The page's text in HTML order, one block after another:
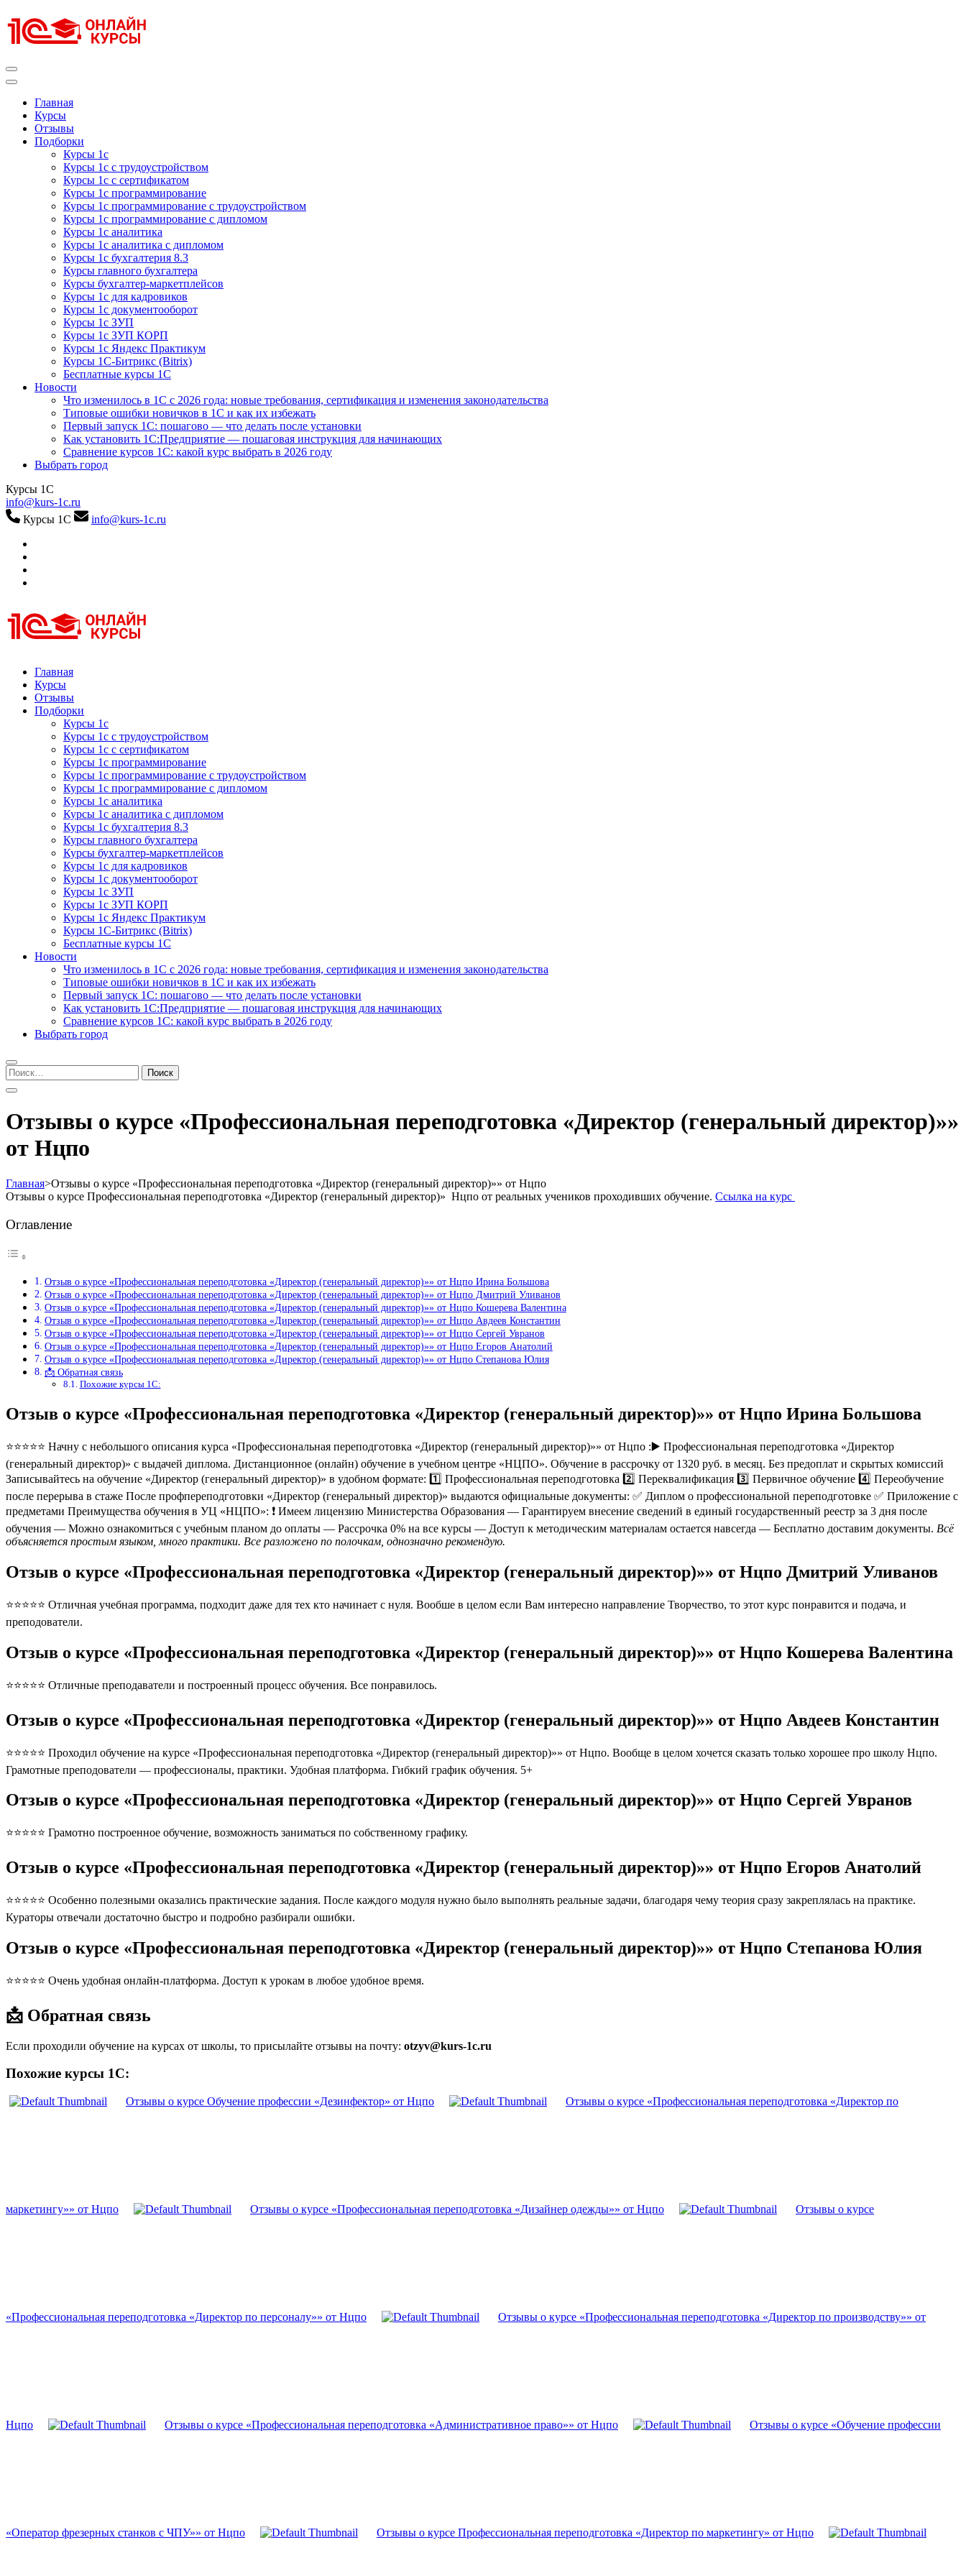
к
содержимому
Главная
Курсы
Отзывы
Подборки
Курсы 1с
Курсы 1с с трудоустройством
Курсы 1с с сертификатом
Курсы 1с программирование
Курсы 1с программирование с трудоустройством
Курсы 1с программирование с дипломом
Курсы 1с аналитика
Курсы 1с аналитика с дипломом
Курсы 1с бухгалтерия 8.3
Курсы главного бухгалтера
Курсы бухгалтер-маркетплейсов
Курсы 1с для кадровиков
Курсы 1с документооборот
Курсы 1с ЗУП
Курсы 1с ЗУП КОРП
Курсы 1с Яндекс Практикум
Курсы 1С-Битрикс (Bitrix)
Бесплатные курсы 1С
Новости
Что изменилось в 1С с 2026 года: новые требования, сертификация и изменения законодательства
Типовые ошибки новичков в 1С и как их избежать
Первый запуск 1С: пошагово — что делать после установки
Как установить 1С:Предприятие — пошаговая инструкция для начинающих
Сравнение курсов 1С: какой курс выбрать в 2026 году
Выбрать город
Курсы 1С
info@kurs-1c.ru
Курсы 1С
info@kurs-1c.ru
Курсы 1С
Курсы 1С официальная сертификация
Главная
Курсы
Отзывы
Подборки
Курсы 1с
Курсы 1с с трудоустройством
Курсы 1с с сертификатом
Курсы 1с программирование
Курсы 1с программирование с трудоустройством
Курсы 1с программирование с дипломом
Курсы 1с аналитика
Курсы 1с аналитика с дипломом
Курсы 1с бухгалтерия 8.3
Курсы главного бухгалтера
Курсы бухгалтер-маркетплейсов
Курсы 1с для кадровиков
Курсы 1с документооборот
Курсы 1с ЗУП
Курсы 1с ЗУП КОРП
Курсы 1с Яндекс Практикум
Курсы 1С-Битрикс (Bitrix)
Бесплатные курсы 1С
Новости
Что изменилось в 1С с 2026 года: новые требования, сертификация и изменения законодательства
Типовые ошибки новичков в 1С и как их избежать
Первый запуск 1С: пошагово — что делать после установки
Как установить 1С:Предприятие — пошаговая инструкция для начинающих
Сравнение курсов 1С: какой курс выбрать в 2026 году
Выбрать город
Найти:
Отзывы о курсе «Профессиональная переподготовка «Директор (генеральный директор)»»
от Нцпо
Главная>Отзывы о курсе «Профессиональная переподготовка «Директор (генеральный директор)»» от Нцпо
Отзывы о курсе Профессиональная переподготовка «Директор (генеральный директор)» Нцпо от реальных учеников проходивших обучение. Ссылка на курс
Оглавление
Отзыв о курсе «Профессиональная переподготовка «Директор (генеральный директор)»» от Нцпо Ирина Большова
Отзыв о курсе «Профессиональная переподготовка «Директор (генеральный директор)»» от Нцпо Дмитрий Уливанов
Отзыв о курсе «Профессиональная переподготовка «Директор (генеральный директор)»» от Нцпо Кошерева Валентина
Отзыв о курсе «Профессиональная переподготовка «Директор (генеральный директор)»» от Нцпо Авдеев Константин
Отзыв о курсе «Профессиональная переподготовка «Директор (генеральный директор)»» от Нцпо Сергей Увранов
Отзыв о курсе «Профессиональная переподготовка «Директор (генеральный директор)»» от Нцпо Егоров Анатолий
Отзыв о курсе «Профессиональная переподготовка «Директор (генеральный директор)»» от Нцпо Степанова Юлия
📩 Обратная связь
Похожие курсы 1С:
Отзыв о курсе «Профессиональная переподготовка «Директор (генеральный директор)»» от Нцпо Ирина Большова
⭐⭐⭐⭐⭐ Начну с небольшого описания курса «Профессиональная переподготовка «Директор (генеральный директор)»» от Нцпо :▶️ Профессиональная переподготовка «Директор
(генеральный директор)» с выдачей диплома. Дистанционное (онлайн) обучение в учебном центре «НЦПО». Обучение в рассрочку от 1320 руб. в месяц. Без предоплат и скрытых комиссий
Записывайтесь на обучение «Директор (генеральный директор)» в удобном формате: 1️⃣ Профессиональная переподготовка 2️⃣ Переквалификация 3️⃣ Первичное обучение 4️⃣ Переобучение
после перерыва в стаже После профпереподготовки «Директор (генеральный директор)» выдаются официальные документы: ✅ Диплом о профессиональной переподготовке ✅ Приложение с
предметами Преимущества обучения в УЦ «НЦПО»: ❗️ Имеем лицензию Министерства Образования — Гарантируем внесение сведений в единый государственный реестр за 3 дня после
обучения — Можно ознакомиться с учебным планом до оплаты — Рассрочка 0% на все курсы — Доступ к методическим материалам остается навсегда — Бесплатно доставим документы. Всё
объясняется простым языком, много практики. Все разложено по полочкам, однозначно рекомендую.
Отзыв о курсе «Профессиональная переподготовка «Директор (генеральный директор)»» от Нцпо Дмитрий Уливанов
⭐⭐⭐⭐⭐ Отличная учебная программа, подходит даже для тех кто начинает с нуля. Вообше в целом если Вам интересно направление Творчество, то этот курс понравится и подача, и
преподователи.
Отзыв о курсе «Профессиональная переподготовка «Директор (генеральный директор)»» от Нцпо Кошерева Валентина
⭐⭐⭐⭐⭐ Отличные преподаватели и построенный процесс обучения. Все понравилось.
Отзыв о курсе «Профессиональная переподготовка «Директор (генеральный директор)»» от Нцпо Авдеев Константин
⭐⭐⭐⭐⭐ Проходил обучение на курсе «Профессиональная переподготовка «Директор (генеральный директор)»» от Нцпо. Вообще в целом хочется сказать только хорошее про школу Нцпо.
Грамотные преподователи — профессионалы, практики. Удобная платформа. Гибкий график обучения. 5+
Отзыв о курсе «Профессиональная переподготовка «Директор (генеральный директор)»» от Нцпо Сергей Увранов
⭐⭐⭐⭐⭐ Грамотно построенное обучение, возможность заниматься по собственному графику.
Отзыв о курсе «Профессиональная переподготовка «Директор (генеральный директор)»» от Нцпо Егоров Анатолий
⭐⭐⭐⭐⭐ Особенно полезными оказались практические задания. После каждого модуля нужно было выполнять реальные задачи, благодаря чему теория сразу закреплялась на практике.
Кураторы отвечали достаточно быстро и подробно разбирали ошибки.
Отзыв о курсе «Профессиональная переподготовка «Директор (генеральный директор)»» от Нцпо Степанова Юлия
⭐⭐⭐⭐⭐ Очень удобная онлайн-платформа. Доступ к урокам в любое удобное время.
📩 Обратная связь
Если проходили обучение на курсах от школы, то присылайте отзывы на почту: otzyv@kurs-1c.ru
Похожие курсы 1С:
Отзывы о курсе Обучение профессии «Дезинфектор» от Нцпо Отзывы о курсе «Профессиональная переподготовка «Директор по
маркетингу»» от Нцпо Отзывы о курсе «Профессиональная переподготовка «Дизайнер одежды»» от Нцпо Отзывы о курсе
«Профессиональная переподготовка «Директор по персоналу»» от Нцпо Отзывы о курсе «Профессиональная переподготовка «Директор по производству»» от
Нцпо Отзывы о курсе «Профессиональная переподготовка «Административное право»» от Нцпо Отзывы о курсе «Обучение профессии
«Оператор фрезерных станков с ЧПУ»» от Нцпо Отзывы о курсе Профессиональная переподготовка «Директор по маркетингу» от Нцпо